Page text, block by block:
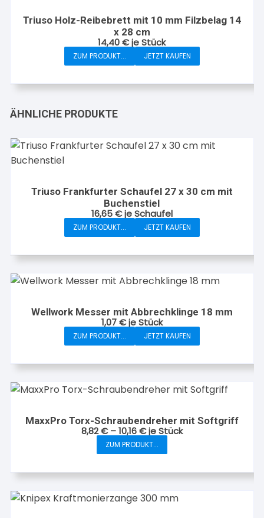
Optionen
können
auf
der
Produktseite
Triuso Holz-Reibebrett mit 10 mm Filzbelag 14
x 28 cm
14,40€je Stück
ZUM PRODUKT... JETZT KAUFEN
ÄHNLICHE PRODUKTE
Triuso Frankfurter Schaufel 27 x 30 cm mit
Buchenstiel
16,65€je Schaufel
ZUM PRODUKT... JETZT KAUFEN
Wellwork Messer mit Abbrechklinge 18 mm
1,07€je Stück
ZUM PRODUKT... JETZT KAUFEN
MaxxPro Torx-Schraubendreher mit Softgriff
8,82€–10,16€je Stück
ZUM PRODUKT...
Dieses
weist
mehrere
Varianten